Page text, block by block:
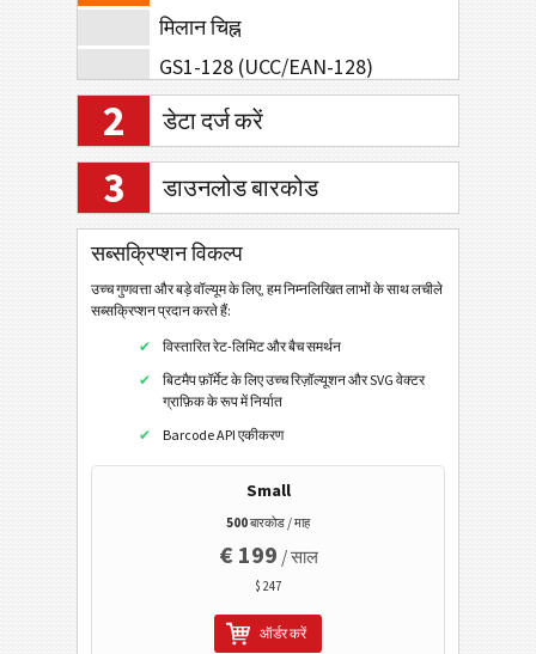
मिलान चिह्न
GS1-128 (UCC/EAN-128)
एमएसआई
फार्माकोड सिंगल ट्रैक
फार्माकोड टू लेन
टेलीपेन अल्फा
पोस्टल कोड
जीएस1 डाटाबार
ईएएन / यूपीसी
2डी बारकोड
जीएस1 2डी बारकोड
इलेक्ट्रॉनिक बैंकिंग/एसईपीए
2 डेटा दर्ज करें
3 डाउनलोड बारकोड
सब्सक्रिप्शन विकल्प
उच्च गुणवत्ता और बड़े वॉल्यूम के लिए, हम निम्नलिखित लाभों के साथ लचीले
सब्सक्रिप्शन प्रदान करते हैं:
विस्तारित रेट-लिमिट और बैच समर्थन
बिटमैप फ़ॉर्मेट के लिए उच्च रिज़ॉल्यूशन और SVG वेक्टर
ग्राफ़िक के रूप में निर्यात
Barcode API एकीकरण
Small
500बारकोड / माह
€ 199 / साल
$ 247
ऑर्डर करें